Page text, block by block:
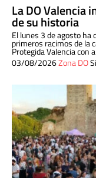
La DO Valencia
de su historia
El lunes 3 de agosto ha
primeros racimos de la
Protegida Valencia con
03/08/2026Zona DO